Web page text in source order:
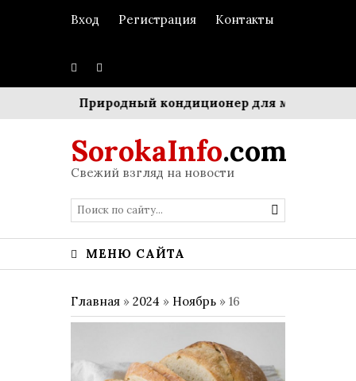
Вход Регистрация Контакты
Природный кондиционер для мегаполиса:
SorokaInfo.com
Свежий взгляд на новости
МЕНЮ САЙТА
Главная » 2024 » Ноябрь » 16